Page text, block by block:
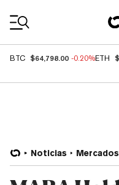
BTC $64,798.00 -0.20%ETH
Noticias Mercados